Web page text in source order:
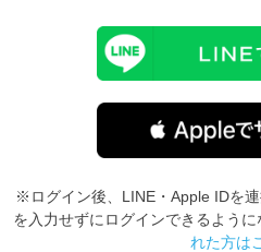
※ログイン後、LINE・Apple IDを
を入力せずにログインできるように
れた方は